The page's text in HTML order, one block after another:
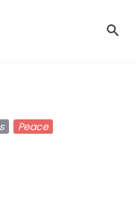
Peace